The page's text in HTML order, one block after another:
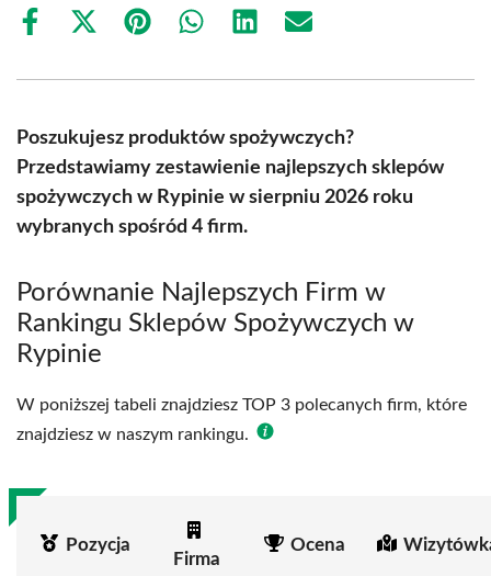
Share
Share
(Twitter)
Share Share Share Share
Poszukujesz produktów spożywczych?
Przedstawiamy zestawienie najlepszych sklepów
spożywczych w Rypinie w sierpniu 2026 roku
wybranych spośród 4 firm.
Porównanie Najlepszych Firm w
Rankingu Sklepów Spożywczych w
Rypinie
W poniższej tabeli znajdziesz TOP 3 polecanych firm, które
znajdziesz w naszym rankingu.
Pozycja
Firma
Ocena